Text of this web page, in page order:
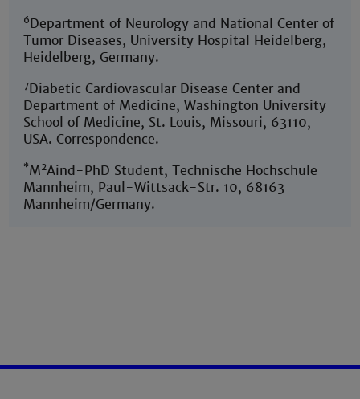
6Department of Neurology and National Center of
Tumor Diseases, University Hospital Heidelberg,
Heidelberg, Germany.
7Diabetic Cardiovascular Disease Center and
Department of Medicine, Washington University
School of Medicine, St. Louis, Missouri, 63110,
USA. Correspondence.
*M2Aind-PhD Student, Technische Hochschule
Mannheim, Paul-Wittsack-Str. 10, 68163
Mannheim/Germany.